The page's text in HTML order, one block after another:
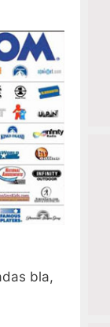
bla,